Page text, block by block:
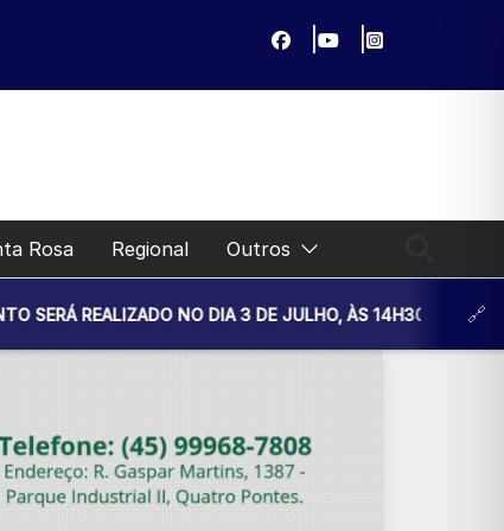
Rosa Regional Outros
NO DIA 3 DE JULHO, ÀS 14H30, NA UNIDADE BÁSICA